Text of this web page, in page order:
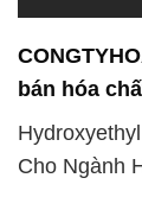
bán hóa
Cho Ngành